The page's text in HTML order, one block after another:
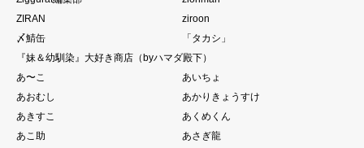
ZIRAN
ziroon
〆鯖缶
「タカシ」
『妹＆幼馴染』大好き商店（byハマダ殿下）
あ〜こ
あいちょ
あおむし
あかりきょうすけ
あきすこ
あくめくん
あこ助
あさぎ龍